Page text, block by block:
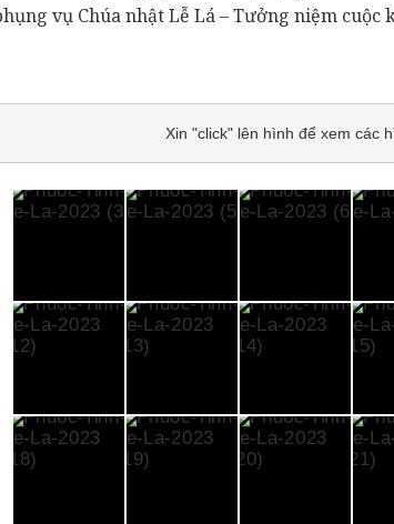
vụ Chúa nhật Lễ Lá – Tưởng niệm cuộc
Xin "click" lên hình để xem các